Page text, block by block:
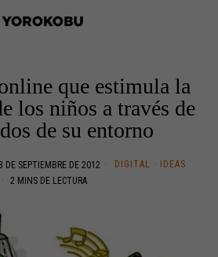
que estimula la
los niños a través de
de su entorno
DE SEPTIEMBRE DE 2012 DIGITAL ·
IDEAS
2 MINS DE LECTURA